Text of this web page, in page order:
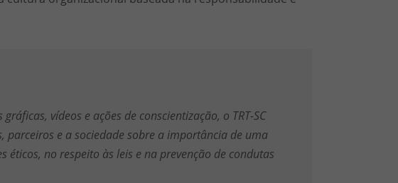
vídeos e ações de conscientização, o TRT-SC
parceiros e a sociedade sobre a importância de uma
no respeito às leis e na prevenção de condutas